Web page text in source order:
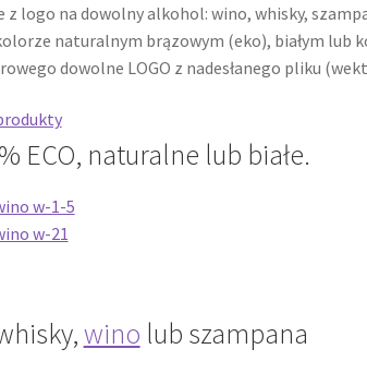
z logo na dowolny alkohol: wino, whisky,
naturalnym brązowym (eko), białym lub
dowolne LOGO z nadesłanego pliku
ECO, naturalne lub białe.
wino lub szampana